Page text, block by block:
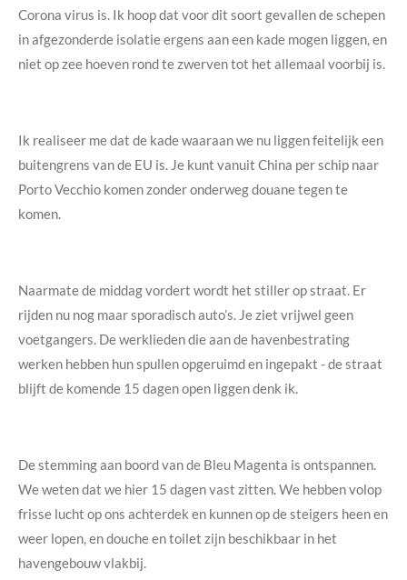
Corona virus is. Ik hoop dat voor dit soort gevallen de schepen
in afgezonderde isolatie ergens aan een kade mogen liggen, en
niet op zee hoeven rond te zwerven tot het allemaal voorbij is.
Ik realiseer me dat de kade waaraan we nu liggen feitelijk een
buitengrens van de EU is. Je kunt vanuit China per schip naar
Porto Vecchio komen zonder onderweg douane tegen te
komen.
Naarmate de middag vordert wordt het stiller op straat. Er
rijden nu nog maar sporadisch auto’s. Je ziet vrijwel geen
voetgangers. De werklieden die aan de havenbestrating
werken hebben hun spullen opgeruimd en ingepakt - de straat
blijft de komende 15 dagen open liggen denk ik.
De stemming aan boord van de Bleu Magenta is ontspannen.
We weten dat we hier 15 dagen vast zitten. We hebben volop
frisse lucht op ons achterdek en kunnen op de steigers heen en
weer lopen, en douche en toilet zijn beschikbaar in het
havengebouw vlakbij.